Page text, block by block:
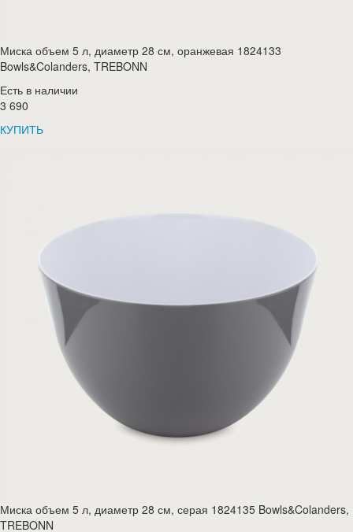
Миска объем 5 л, диаметр 28 см, оранжевая 1824133
Bowls&Colanders, TREBONN
Есть в наличии
3 690
КУПИТЬ
Миска объем 5 л, диаметр 28 см, серая 1824135 Bowls&Colanders,
TREBONN